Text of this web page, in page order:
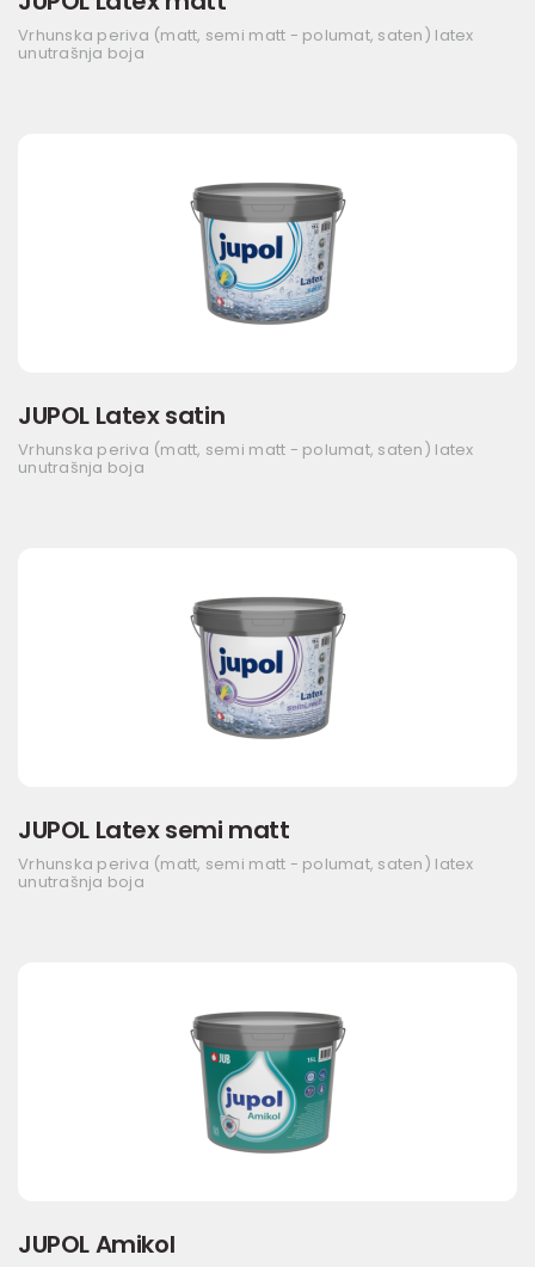
Vrhunska periva (matt, semi matt - polumat, saten) latex
unutrašnja boja
JUPOL Latex satin
Vrhunska periva (matt, semi matt - polumat, saten) latex
unutrašnja boja
JUPOL Latex semi matt
Vrhunska periva (matt, semi matt - polumat, saten) latex
unutrašnja boja
JUPOL Amikol